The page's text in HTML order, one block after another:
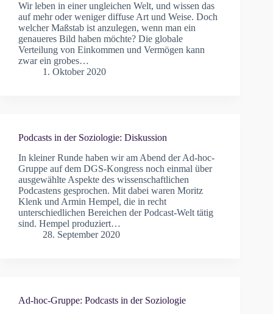
Wir leben in einer ungleichen Welt, und wissen das
auf mehr oder weniger diffuse Art und Weise. Doch
welcher Maßstab ist anzulegen, wenn man ein
genaueres Bild haben möchte? Die globale
Verteilung von Einkommen und Vermögen kann
zwar ein grobes…
1. Oktober 2020
Podcasts in der Soziologie: Diskussion
In kleiner Runde haben wir am Abend der Ad-hoc-
Gruppe auf dem DGS-Kongress noch einmal über
ausgewählte Aspekte des wissenschaftlichen
Podcastens gesprochen. Mit dabei waren Moritz
Klenk und Armin Hempel, die in recht
unterschiedlichen Bereichen der Podcast-Welt tätig
sind. Hempel produziert…
28. September 2020
Ad-hoc-Gruppe: Podcasts in der Soziologie